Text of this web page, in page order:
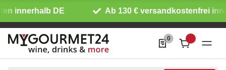
innerhalb DE Ab 130 € versandkostenfrei
0
0 Produkte in der